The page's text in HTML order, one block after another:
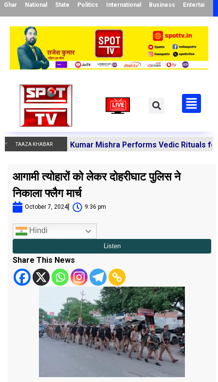
Ghar National State Politics International Business
TAAZA KHABAR
Manoj Kumar Mishra Performs Vedic Rituals for the
आगामी त्योहारों को लेकर दोहरीघाट पुलिस ने
निकाला फ्लैग मार्च
October 7, 2024 9:36 pm
Hindi
Share This News